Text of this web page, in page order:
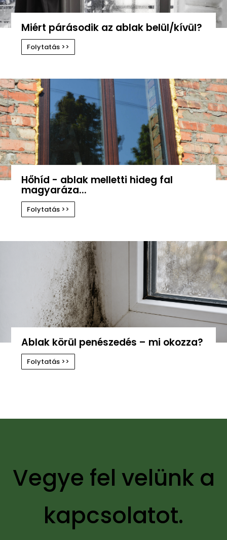
Miért párásodik az ablak belül/kívül?
Folytatás >>
Hőhíd - ablak melletti hideg fal
magyaráza...
Folytatás >>
Ablak körül penészedés – mi okozza?
Folytatás >>
Vegye fel velünk a
kapcsolatot.